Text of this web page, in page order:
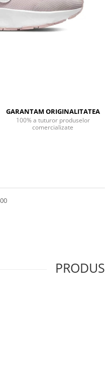
GARANTAM ORIGINALITATEA
100% a tuturor produselor
comercializate